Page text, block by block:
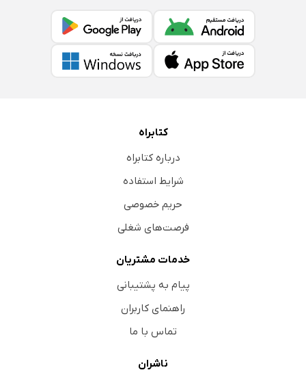
کتابراه
درباره کتابراه
شرایط استفاده
حریم خصوصی
فرصت‌های شغلی
خدمات مشتریان
پیام به پشتیبانی
راهنمای کاربران
تماس با ما
ناشران